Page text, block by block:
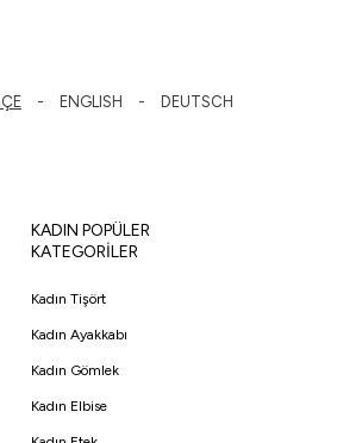
ENGLISH DEUTSCH
KADIN POPÜLER
KATEGORİLER
Kadın Tişört
Kadın Ayakkabı
Kadın Gömlek
Kadın Elbise